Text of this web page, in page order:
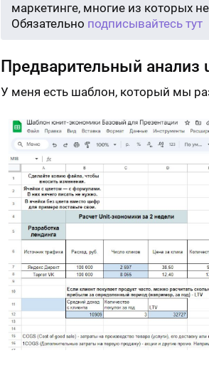
маркетинге, многие из которых
Обязательно подписывайтесь тут
Предварительный анализ
У меня есть шаблон, который мы